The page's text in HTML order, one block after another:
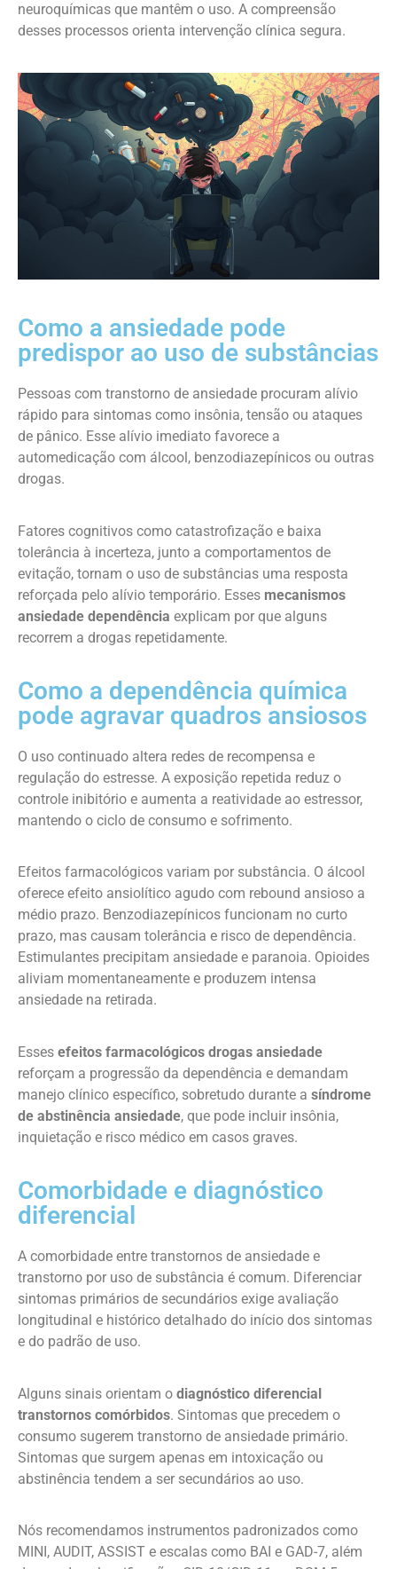
neuroquímicas que mantêm o uso. A compreensão
desses processos orienta intervenção clínica segura.
Como a ansiedade pode
predispor ao uso de substâncias
Pessoas com transtorno de ansiedade procuram alívio
rápido para sintomas como insônia, tensão ou ataques
de pânico. Esse alívio imediato favorece a
automedicação com álcool, benzodiazepínicos ou outras
drogas.
Fatores cognitivos como catastrofização e baixa
tolerância à incerteza, junto a comportamentos de
evitação, tornam o uso de substâncias uma resposta
reforçada pelo alívio temporário. Esses mecanismos
ansiedade dependência explicam por que alguns
recorrem a drogas repetidamente.
Como a dependência química
pode agravar quadros ansiosos
O uso continuado altera redes de recompensa e
regulação do estresse. A exposição repetida reduz o
controle inibitório e aumenta a reatividade ao estressor,
mantendo o ciclo de consumo e sofrimento.
Efeitos farmacológicos variam por substância. O álcool
oferece efeito ansiolítico agudo com rebound ansioso a
médio prazo. Benzodiazepínicos funcionam no curto
prazo, mas causam tolerância e risco de dependência.
Estimulantes precipitam ansiedade e paranoia. Opioides
aliviam momentaneamente e produzem intensa
ansiedade na retirada.
Esses efeitos farmacológicos drogas ansiedade
reforçam a progressão da dependência e demandam
manejo clínico específico, sobretudo durante a síndrome
de abstinência ansiedade, que pode incluir insônia,
inquietação e risco médico em casos graves.
Comorbidade e diagnóstico
diferencial
A comorbidade entre transtornos de ansiedade e
transtorno por uso de substância é comum. Diferenciar
sintomas primários de secundários exige avaliação
longitudinal e histórico detalhado do início dos sintomas
e do padrão de uso.
Alguns sinais orientam o diagnóstico diferencial
transtornos comórbidos. Sintomas que precedem o
consumo sugerem transtorno de ansiedade primário.
Sintomas que surgem apenas em intoxicação ou
abstinência tendem a ser secundários ao uso.
Nós recomendamos instrumentos padronizados como
MINI, AUDIT, ASSIST e escalas como BAI e GAD-7, além